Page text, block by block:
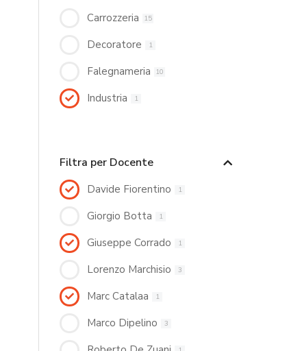
Carrozzeria 15
Decoratore 1
Falegnameria 10
Industria 1
Filtra per Docente
Davide Fiorentino 1
Giorgio Botta 1
Giuseppe Corrado 1
Lorenzo Marchisio 3
Marc Catalaa 1
Marco Dipelino 3